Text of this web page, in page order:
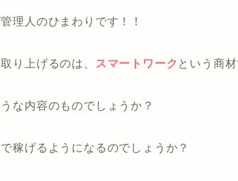
理人のひまわりです！！
り上げるのは、 スマートワーク という商材
な内容のものでしょうか？
稼げるようになるのでしょうか？